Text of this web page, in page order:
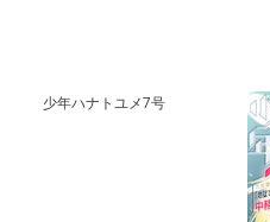
少年ハナトユメ7号